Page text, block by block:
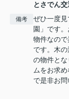
とさでん
備考
ぜひ一度
園」です
物件なの
です。木
の物件と
ムをお求
で是非お問